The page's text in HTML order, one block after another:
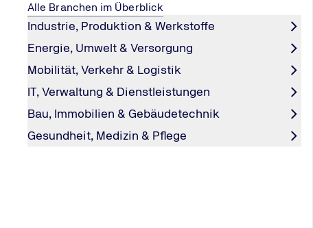
Alle Branchen im Überblick
Industrie, Produktion & Werkstoffe
Energie, Umwelt & Versorgung
Mobilität, Verkehr & Logistik
IT, Verwaltung & Dienstleistungen
Bau, Immobilien & Gebäudetechnik
Gesundheit, Medizin & Pflege
LERNEN MIT BLICK AUF DEN DOM
Weiterbildung in Köln
Lernen Sie in Köln – mit innovativen Inhalten, erfahrenen
Referent:innen und besten Networking-Möglichkeiten.
nach dem Seminar die Altstadt, den Rhein und den Kölner
Weiterbildung in Köln heißt: Wissen tanken im Herzen
weltoffenen Kulturstadt.